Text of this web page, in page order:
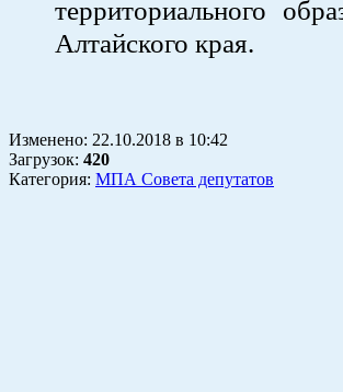
территориального
Алтайского края.
Изменено: 22.10.2018 в 10:42
Загрузок: 420
Категория: МПА Совета депутатов